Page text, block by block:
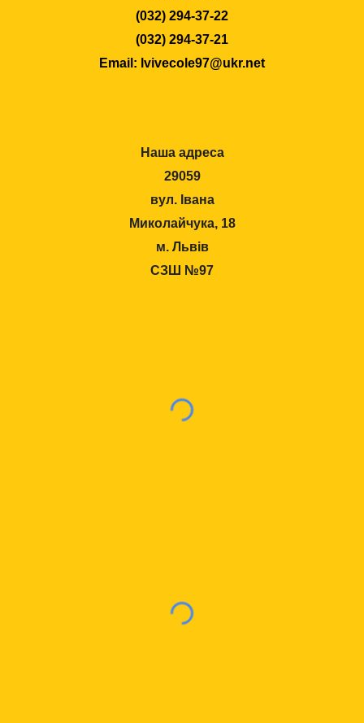
(032) 294-37-22
(032) 294-37-21
Email: lvivecole97@ukr.net
Наша адреса
29059
вул. Івана
Миколайчука, 18
м. Львів
СЗШ №97